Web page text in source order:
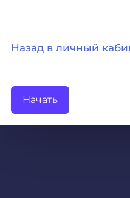
Назад в личный
Начать